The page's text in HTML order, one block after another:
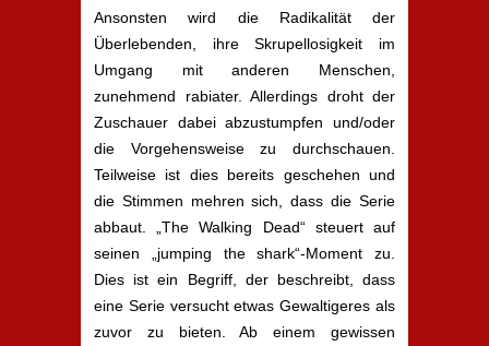
Ansonsten wird die Radikalität der
Überlebenden, ihre Skrupellosigkeit im
Umgang mit anderen Menschen,
zunehmend rabiater. Allerdings droht der
Zuschauer dabei abzustumpfen und/oder
die Vorgehensweise zu durchschauen.
Teilweise ist dies bereits geschehen und
die Stimmen mehren sich, dass die Serie
abbaut. „The Walking Dead“ steuert auf
seinen „jumping the shark“-Moment zu.
Dies ist ein Begriff, der beschreibt, dass
eine Serie versucht etwas Gewaltigeres als
zuvor zu bieten. Ab einem gewissen